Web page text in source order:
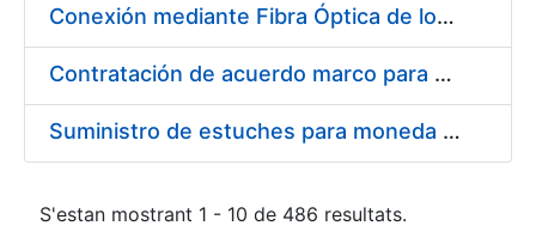
Conexión mediante Fibra Óptica de los Centros de Proceso de Datos (CPDs) de las sedes de la FNMT-RCM de Burgos y Madrid
Contratación de acuerdo marco para el Suministro de Material de Electricidad para la Fábrica Nacional de Moneda y Timbre-Real Casa de la Moneda en su centro de trabajo de Burgos
Suministro de estuches para moneda de 30 €
S'estan mostrant 1 - 10 de 486 resultats.